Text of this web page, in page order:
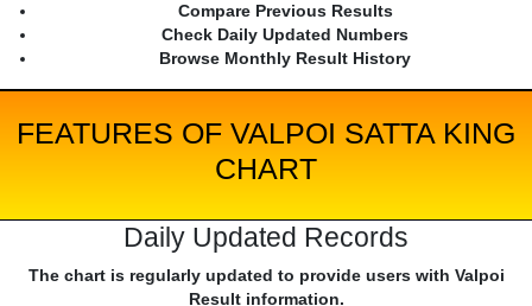
Compare Previous Results
Check Daily Updated Numbers
Browse Monthly Result History
FEATURES OF VALPOI SATTA KING
CHART
Daily Updated Records
The chart is regularly updated to provide users with Valpoi
Result information.